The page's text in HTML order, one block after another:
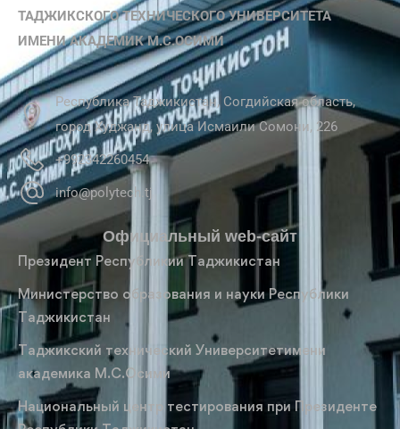
ТАДЖИКСКОГО ТЕХНИЧЕСКОГО УНИВЕРСИТЕТА
ИМЕНИ АКАДЕМИК М.С.ОСИМИ
Республика Таджикистан, Согдийская область,
город Худжанд, улица Исмаили Сомони, 226
+992342260454
info@polytech.tj
Официальный web-сайт
Президент Республикии Таджикистан
Министерство образования и науки Республики
Таджикистан
Таджикский технический Университетимени
академика М.С.Осими
Национальный центр тестирования при Президенте